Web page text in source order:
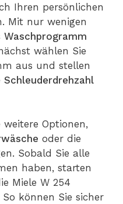
Ihren persönlichen
Mit nur wenigen
Waschprogramm
wählen Sie
aus und stellen
Schleuderdrehzahl
Optionen,
oder die
Sobald Sie alle
haben, starten
Miele W 254
können Sie sicher